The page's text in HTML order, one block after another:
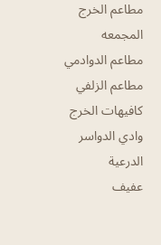
مطاعم الخرج
المجمعه
مطاعم الدوادمي
مطاعم الزلفي
كافيهات الخرج
وادي الدواسر
الدرعية
عفيف